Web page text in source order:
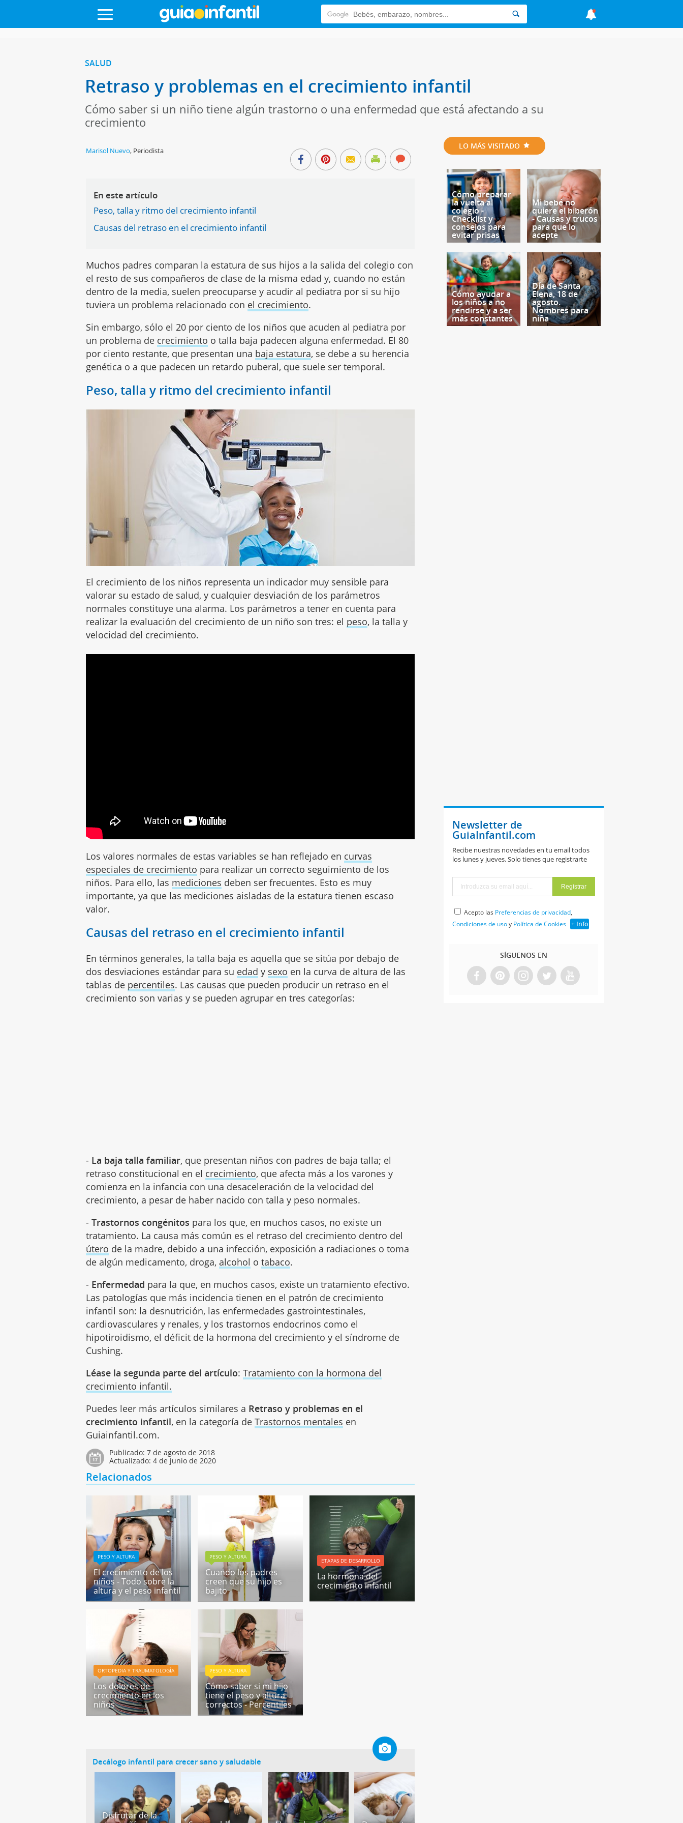
SALUD
Retraso y problemas en el crecimiento infantil
Cómo saber si un niño tiene algún trastorno o una enfermedad que está afectando a su
crecimiento
Marisol Nuevo, Periodista
En este artículo
Peso, talla y ritmo del crecimiento infantil
Causas del retraso en el crecimiento infantil
Muchos padres comparan la estatura de sus hijos a la salida del colegio con
el resto de sus compañeros de clase de la misma edad y, cuando no están
dentro de la media, suelen preocuparse y acudir al pediatra por si su hijo
tuviera un problema relacionado con el crecimiento.
Sin embargo, sólo el 20 por ciento de los niños que acuden al pediatra por
un problema de crecimiento o talla baja padecen alguna enfermedad. El 80
por ciento restante, que presentan una baja estatura, se debe a su herencia
genética o a que padecen un retardo puberal, que suele ser temporal.
Peso, talla y ritmo del crecimiento infantil
El crecimiento de los niños representa un indicador muy sensible para
valorar su estado de salud, y cualquier desviación de los parámetros
normales constituye una alarma. Los parámetros a tener en cuenta para
realizar la evaluación del crecimiento de un niño son tres: el peso, la talla y
velocidad del crecimiento.
Los valores normales de estas variables se han reflejado en curvas
especiales de crecimiento para realizar un correcto seguimiento de los
niños. Para ello, las mediciones deben ser frecuentes. Esto es muy
importante, ya que las mediciones aisladas de la estatura tienen escaso
valor.
Causas del retraso en el crecimiento infantil
En términos generales, la talla baja es aquella que se sitúa por debajo de
dos desviaciones estándar para su edad y sexo en la curva de altura de las
tablas de percentiles. Las causas que pueden producir un retraso en el
crecimiento son varias y se pueden agrupar en tres categorías:
- La baja talla familiar, que presentan niños con padres de baja talla; el
retraso constitucional en el crecimiento, que afecta más a los varones y
comienza en la infancia con una desaceleración de la velocidad del
crecimiento, a pesar de haber nacido con talla y peso normales.
-Trastornos congénitos para los que, en muchos casos, no existe un
tratamiento. La causa más común es el retraso del crecimiento dentro del
útero de la madre, debido a una infección, exposición a radiaciones o toma
de algún medicamento, droga, alcohol otabaco.
- Enfermedad para la que, en muchos casos, existe un tratamiento efectivo.
Las patologías que más incidencia tienen en el patrón de crecimiento
infantil son: la desnutrición, las enfermedades gastrointestinales,
cardiovasculares y renales, y los trastornos endocrinos como el
hipotiroidismo, el déficit de la hormona del crecimiento y el síndrome de
Cushing.
Léase la segunda parte del artículo:Tratamiento con la hormona del
crecimiento infantil.
Puedes leer más artículos similares a Retraso y problemas en el
crecimiento infantil, en la categoría deTrastornos mentales en
Guiainfantil.com.
Publicado:7 de agosto de 2018
Actualizado:4 de junio de 2020
Relacionados
PESO Y ALTURA
El crecimiento de los
niños - Todo sobre la
altura y el peso infantil
PESO Y ALTURA
Cuando los padres
creen que su hijo es
bajito
ETAPAS DE DESARROLLO
La hormona del
crecimiento infantil
ORTOPEDIA Y TRAUMATOLOGÍA
Los dolores de
crecimiento en los
niños
PESO Y ALTURA
Cómo saber si mi hijo
tiene el peso y altura
correctos - Percentiles
Decálogo infantil para crecer sano y saludable
Disfrutar de la
LO MÁS VISITADO
Cómo preparar
la vuelta al
colegio -
Checklist y
consejos para
evitar prisas
Mi bebé no
quiere el biberón
- Causas y trucos
para que lo
acepte
Cómo ayudar a
los niños a no
rendirse y a ser
más constantes
Día de Santa
Elena, 18 de
agosto.
Nombres para
niña
Newsletter de
GuiaInfantil.com
Recibe nuestras novedades en tu email todos
los lunes y jueves. Solo tienes que registrarte
Acepto las Preferencias de privacidad,
Condiciones de usoy Política de Cookies + Info
SÍGUENOS EN